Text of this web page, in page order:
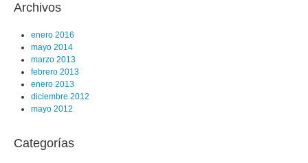
Archivos
enero 2016
mayo 2014
marzo 2013
febrero 2013
enero 2013
diciembre 2012
mayo 2012
Categorías